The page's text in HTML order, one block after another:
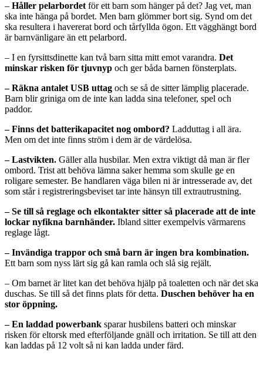
– Håller pelarbordetför ett barn som hänger på det? Jag vet, man
ska inte hänga på bordet. Men barn glömmer bort sig. Synd om det
ska resultera i havererat bord och tårfyllda ögon. Ett vägghängt bord
är barnvänligare än ett pelarbord.
– I en fyrsittsdinette kan två barn sitta mitt emot varandra. Det
minskar risken för tjuvnyp och ger båda barnen fönsterplats.
– Räkna antalet USB uttag och se så de sitter lämplig placerade.
Barn blir griniga om de inte kan ladda sina telefoner, spel och
paddor.
– Finns det batterikapacitet nog ombord? Ladduttag i all ära.
Men om det inte finns ström i dem är de värdelösa.
– Lastvikten. Gäller alla husbilar. Men extra viktigt då man är fler
ombord. Trist att behöva lämna saker hemma som skulle ge en
roligare semester. Be handlaren väga bilen ni är intresserade av, det
som står i registreringsbeviset tar inte hänsyn till extrautrustning.
– Se till så reglage och elkontakter sitter så placerade att de inte
lockar nyfikna barnhänder. Ibland sitter exempelvis värmarens
reglage lågt.
– Invändiga trappor och små barn är ingen bra kombination.
Ett barn som nyss lärt sig gå kan ramla och slå sig rejält.
– Om barnet är litet kan det behöva hjälp på toaletten och när det ska
duschas. Se till så det finns plats för detta. Duschen behöver ha en
stor öppning.
– En laddad powerbank sparar husbilens batteri och minskar
risken för eltorsk med efterföljande gnäll och irritation. Se till att den
kan laddas på 12 volt så ni kan ladda under färd.